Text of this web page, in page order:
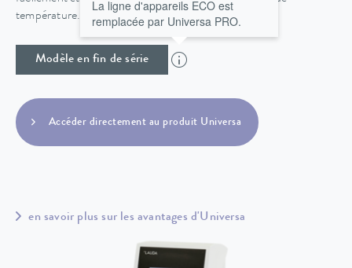
température.
Modèle en fin de série
La ligne d'appareils ECO est
remplacée par Universa PRO.
Accéder directement au produit Universa
en savoir plus sur les avantages d'Universa